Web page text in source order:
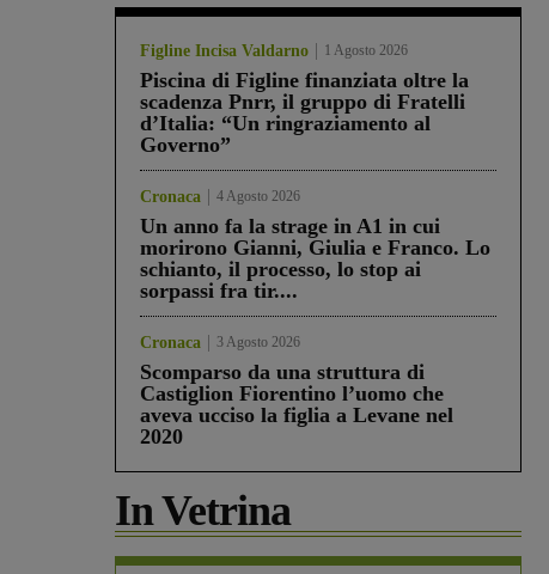
Figline Incisa Valdarno 1 Agosto 2026
Piscina di Figline finanziata oltre la
scadenza Pnrr, il gruppo di Fratelli
d’Italia: “Un ringraziamento al
Governo”
Cronaca 4 Agosto 2026
Un anno fa la strage in A1 in cui
morirono Gianni, Giulia e Franco. Lo
schianto, il processo, lo stop ai
sorpassi fra tir....
Cronaca 3 Agosto 2026
Scomparso da una struttura di
Castiglion Fiorentino l’uomo che
aveva ucciso la figlia a Levane nel
2020
In Vetrina